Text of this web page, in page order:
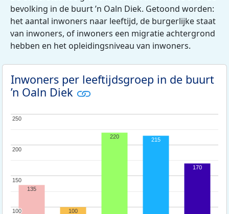
bevolking in de buurt ’n Oaln Diek. Getoond worden:
het aantal inwoners naar leeftijd, de burgerlijke staat
van inwoners, of inwoners een migratie achtergrond
hebben en het opleidingsniveau van inwoners.
Inwoners per leeftijdsgroep in de buurt
’n Oaln Diek
100
100
150
150
200
200
250
250
135
100
220 215
170